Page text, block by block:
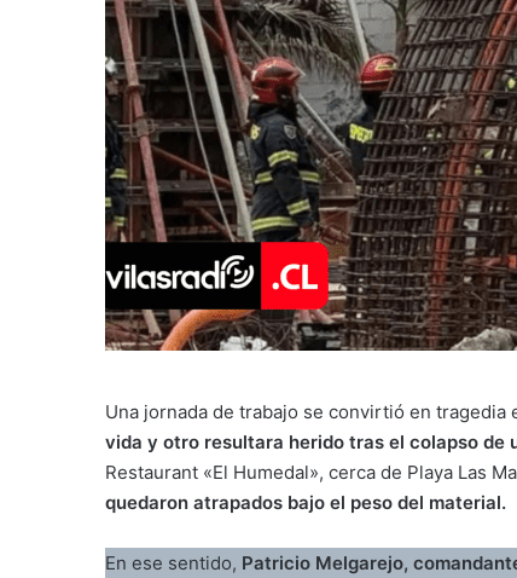
Una jornada de trabajo se convirtió en tragedia
vida y otro resultara herido tras el colapso de
Restaurant «El Humedal», cerca de Playa Las
quedaron atrapados bajo el peso del material.
En ese sentido, Patricio Melgarejo,